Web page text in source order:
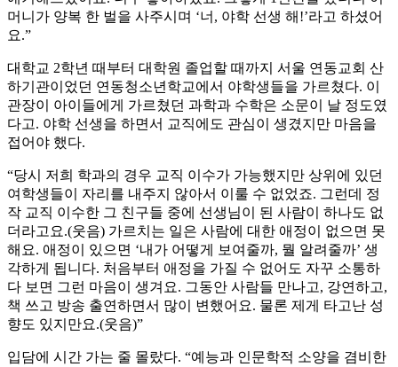
머니가 양복 한 벌을 사주시며 ‘너, 야학 선생 해!’라고 하셨어
요.”
대학교 2학년 때부터 대학원 졸업할 때까지 서울 연동교회 산
하기관이었던 연동청소년학교에서 야학생들을 가르쳤다. 이
관장이 아이들에게 가르쳤던 과학과 수학은 소문이 날 정도였
다고. 야학 선생을 하면서 교직에도 관심이 생겼지만 마음을
접어야 했다.
“당시 저희 학과의 경우 교직 이수가 가능했지만 상위에 있던
여학생들이 자리를 내주지 않아서 이룰 수 없었죠. 그런데 정
작 교직 이수한 그 친구들 중에 선생님이 된 사람이 하나도 없
더라고요.(웃음) 가르치는 일은 사람에 대한 애정이 없으면 못
해요. 애정이 있으면 ‘내가 어떻게 보여줄까, 뭘 알려줄까’ 생
각하게 됩니다. 처음부터 애정을 가질 수 없어도 자꾸 소통하
다 보면 그런 마음이 생겨요. 그동안 사람들 만나고, 강연하고,
책 쓰고 방송 출연하면서 많이 변했어요. 물론 제게 타고난 성
향도 있지만요.(웃음)”
입담에 시간 가는 줄 몰랐다. “예능과 인문학적 소양을 겸비한